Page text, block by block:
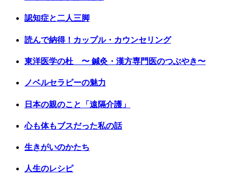
認知症と二人三脚
読んで納得！カップル・カウンセリング
東洋医学の杜 〜 鍼灸・漢方専門医のつぶやき〜
ノベルセラピーの魅力
日本の親のこと「遠隔介護」
心も体もブスだった私の話
生きがいのかたち
人生のレシピ